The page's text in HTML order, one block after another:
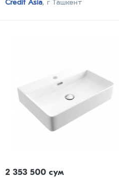
Credit Asia, г Ташкент
2 353 500 сум